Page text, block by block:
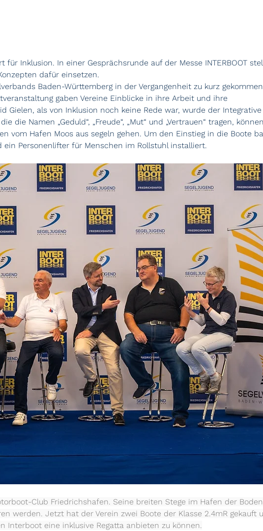
Inklusion. In einer Gesprächsrunde auf der Messe INTERBOOT
dafür einsetzen.
Baden-Württemberg in der Vergangenheit zu kurz
gaben Vereine Einblicke in ihre Arbeit und ihre
Gielen, als von Inklusion noch keine Rede war, wurde der Integrative
die Namen „Geduld“, „Freude“, „Mut“ und „Vertrauen“ tragen, können
vom Hafen Moos aus segeln gehen. Um den Einstieg in die Boote
Personenlifter für Menschen im Rollstuhl installiert.
Club Friedrichshafen. Seine breiten Stege im Hafen der
werden. Jetzt hat der Verein zwei Boote der Klasse 2.4mR gekauft
Interboot eine inklusive Regatta anbieten zu können.